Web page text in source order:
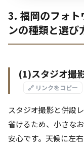
3. 福岡のフォト
ンの種類と選び
(1)スタジオ撮
🔗 リンクをコピー
スタジオ撮影と併設
省けるため、小さな
安心です。天候に左